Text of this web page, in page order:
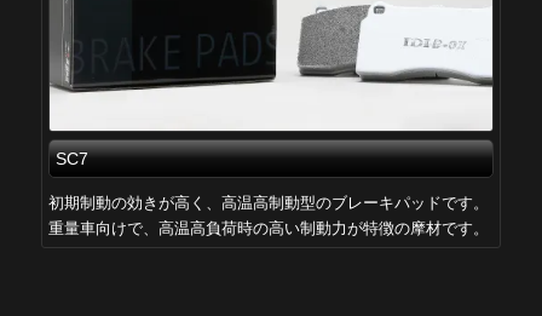
SC7
初期制動の効きが高く、高温高制動型のブレーキパッドです。
重量車向けで、高温高負荷時の高い制動力が特徴の摩材です。